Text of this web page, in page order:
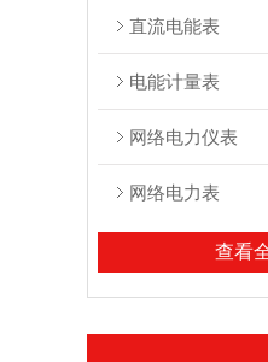
直流电能表
电能计量表
网络电力仪表
网络电力表
查看